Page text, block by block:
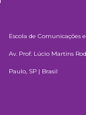
Escola de Comunicações
Av. Prof. Lúcio Martins
Paulo, SP | Brasil